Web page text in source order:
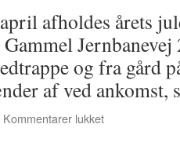
afholdes årets
og fra gård
af ved
Kommentarer lukkettil